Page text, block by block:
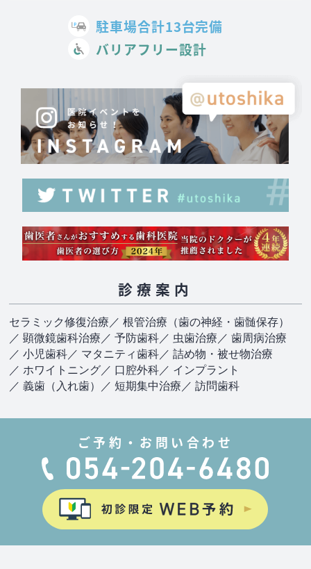
駐車場合計13台完備
バリアフリー設計
診療案内
セラミック修復治療／ 根管治療（歯の神経・歯髄保存）
／ 顕微鏡歯科治療／ 予防歯科／ 虫歯治療／ 歯周病治療
／ 小児歯科／ マタニティ歯科／ 詰め物・被せ物治療
／ ホワイトニング／ 口腔外科／ インプラント
／ 義歯（入れ歯） ／ 短期集中治療／ 訪問歯科
ご予約・お問い合わせ